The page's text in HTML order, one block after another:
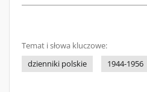
Temat i słowa kluczowe:
dzienniki polskie
1944-1956